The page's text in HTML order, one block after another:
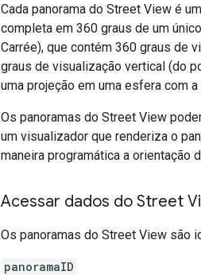
Cada panorama do Street View é
completa em 360 graus de um
Carrée), que contém 360 graus de
graus de visualização vertical (do
uma projeção em uma esfera com
Os panoramas do Street View
um visualizador que renderiza o
maneira programática a orientação
Acessar dados do Street
Os panoramas do Street View são
panoramaID